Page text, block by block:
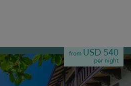
from USD 540
per night